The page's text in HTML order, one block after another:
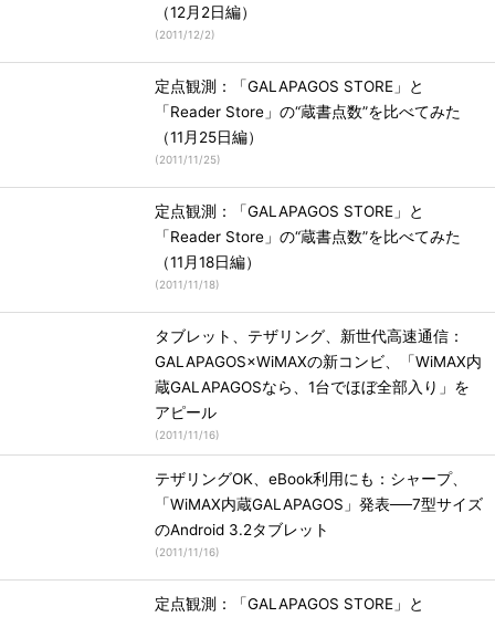
（12月2日編）
(2011/12/2)
定点観測：「GALAPAGOS STORE」と
「Reader Store」の“蔵書点数”を比べてみた
（11月25日編）
(2011/11/25)
定点観測：「GALAPAGOS STORE」と
「Reader Store」の“蔵書点数”を比べてみた
（11月18日編）
(2011/11/18)
タブレット、テザリング、新世代高速通信：
GALAPAGOS×WiMAXの新コンビ、「WiMAX内
蔵GALAPAGOSなら、1台でほぼ全部入り」を
アピール
(2011/11/16)
テザリングOK、eBook利用にも：シャープ、
「WiMAX内蔵GALAPAGOS」発表──7型サイズ
のAndroid 3.2タブレット
(2011/11/16)
定点観測：「GALAPAGOS STORE」と